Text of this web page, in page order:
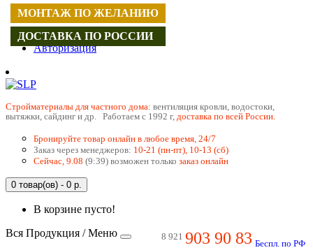
Регистрация
Авторизация
Cтройматериалы для частного дома: вентиляция кровли, водостоки,
вытяжки, сайдинг и др. Работаем с 1992 г, доставка по всей России.
Бронируйте товар онлайн в любое время, 24/7
Заказ через менеджеров: 10-21 (пн-пт), 10-13 (сб)
Сейчас, 9.08 (9:39) возможен только заказ онлайн
0 товар(ов) - 0 р.
В корзине пусто!
8 921 903 90 83 Беспл. по РФ
Вся Продукция / Меню
МОНТАЖ ПО ЖЕЛАНИЮ
ДОСТАВКА ПО РОССИИ